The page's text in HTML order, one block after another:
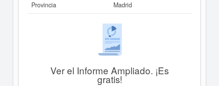
Provincia
Madrid
Ver el Informe Ampliado. ¡Es
gratis!